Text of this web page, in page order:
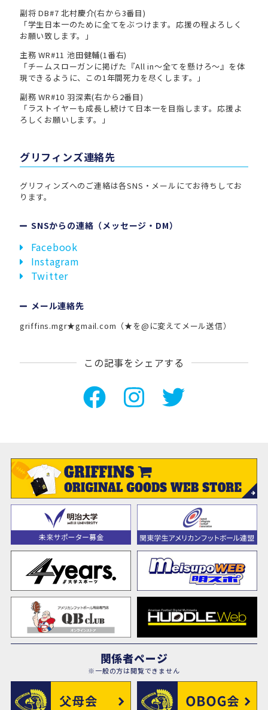
副将 DB#7 北村慶介(右から3番目)
「学生日本一のために全てをぶつけます。応援の程よろしく
お願い致します。」
主務 WR#11 池田健輔(1番右)
「チームスローガンに掲げた『All in〜全てを懸けろ〜』を体
現できるように、この1年間死力を尽くします。」
副務 WR#10 羽深素(右から2番目)
「ラストイヤーも成長し続けて日本一を目指します。応援よ
ろしくお願いします。」
グリフィンズ連絡先
グリフィンズへのご連絡は各SNS・メールにてお待ちしてお
ります。
SNSからの連絡（メッセージ・DM）
Facebook
Instagram
Twitter
メール連絡先
griffins.mgr★gmail.com（★を@に変えてメール送信）
この記事をシェアする
関係者ページ
※一般の方は閲覧できません